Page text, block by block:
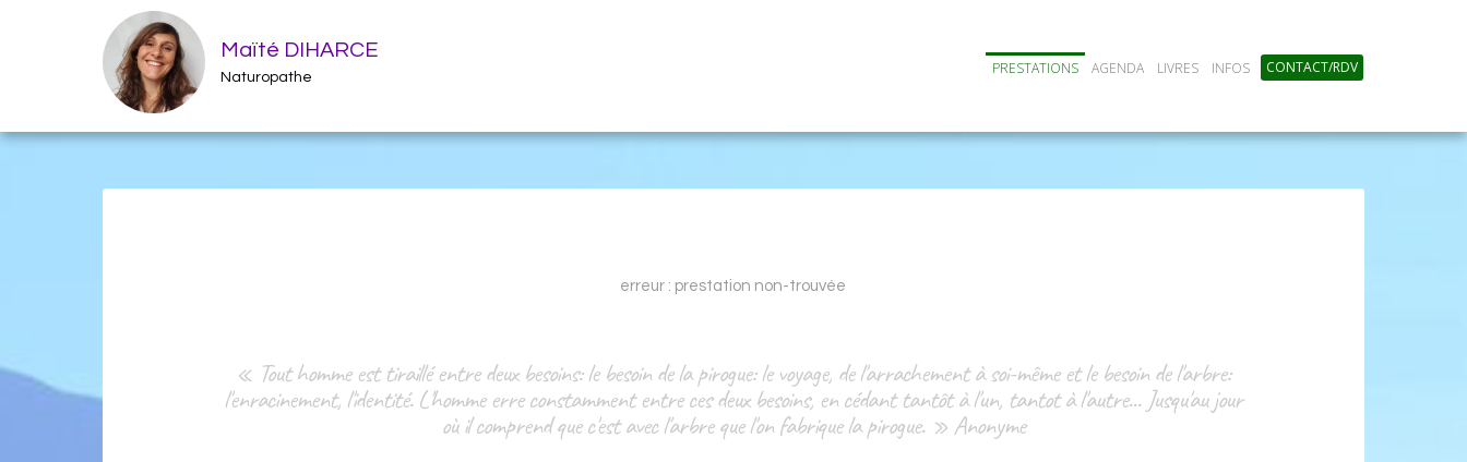
Maïté DIHARCE
Naturopathe PRESTATIONS AGENDA LIVRES INFOS CONTACT/RDV
erreur : prestation non-trouvée
« Tout homme est tiraillé entre deux besoins: le besoin de la pirogue: le voyage, de l'arrachement à soi-même et le besoin de l'arbre:
l'enracinement, l'identité. L'homme erre constamment entre ces deux besoins, en cédant tantôt à l'un, tantot à l'autre... Jusqu'au jour
où il comprend que c'est avec l'arbre que l'on fabrique la pirogue. » Anonyme